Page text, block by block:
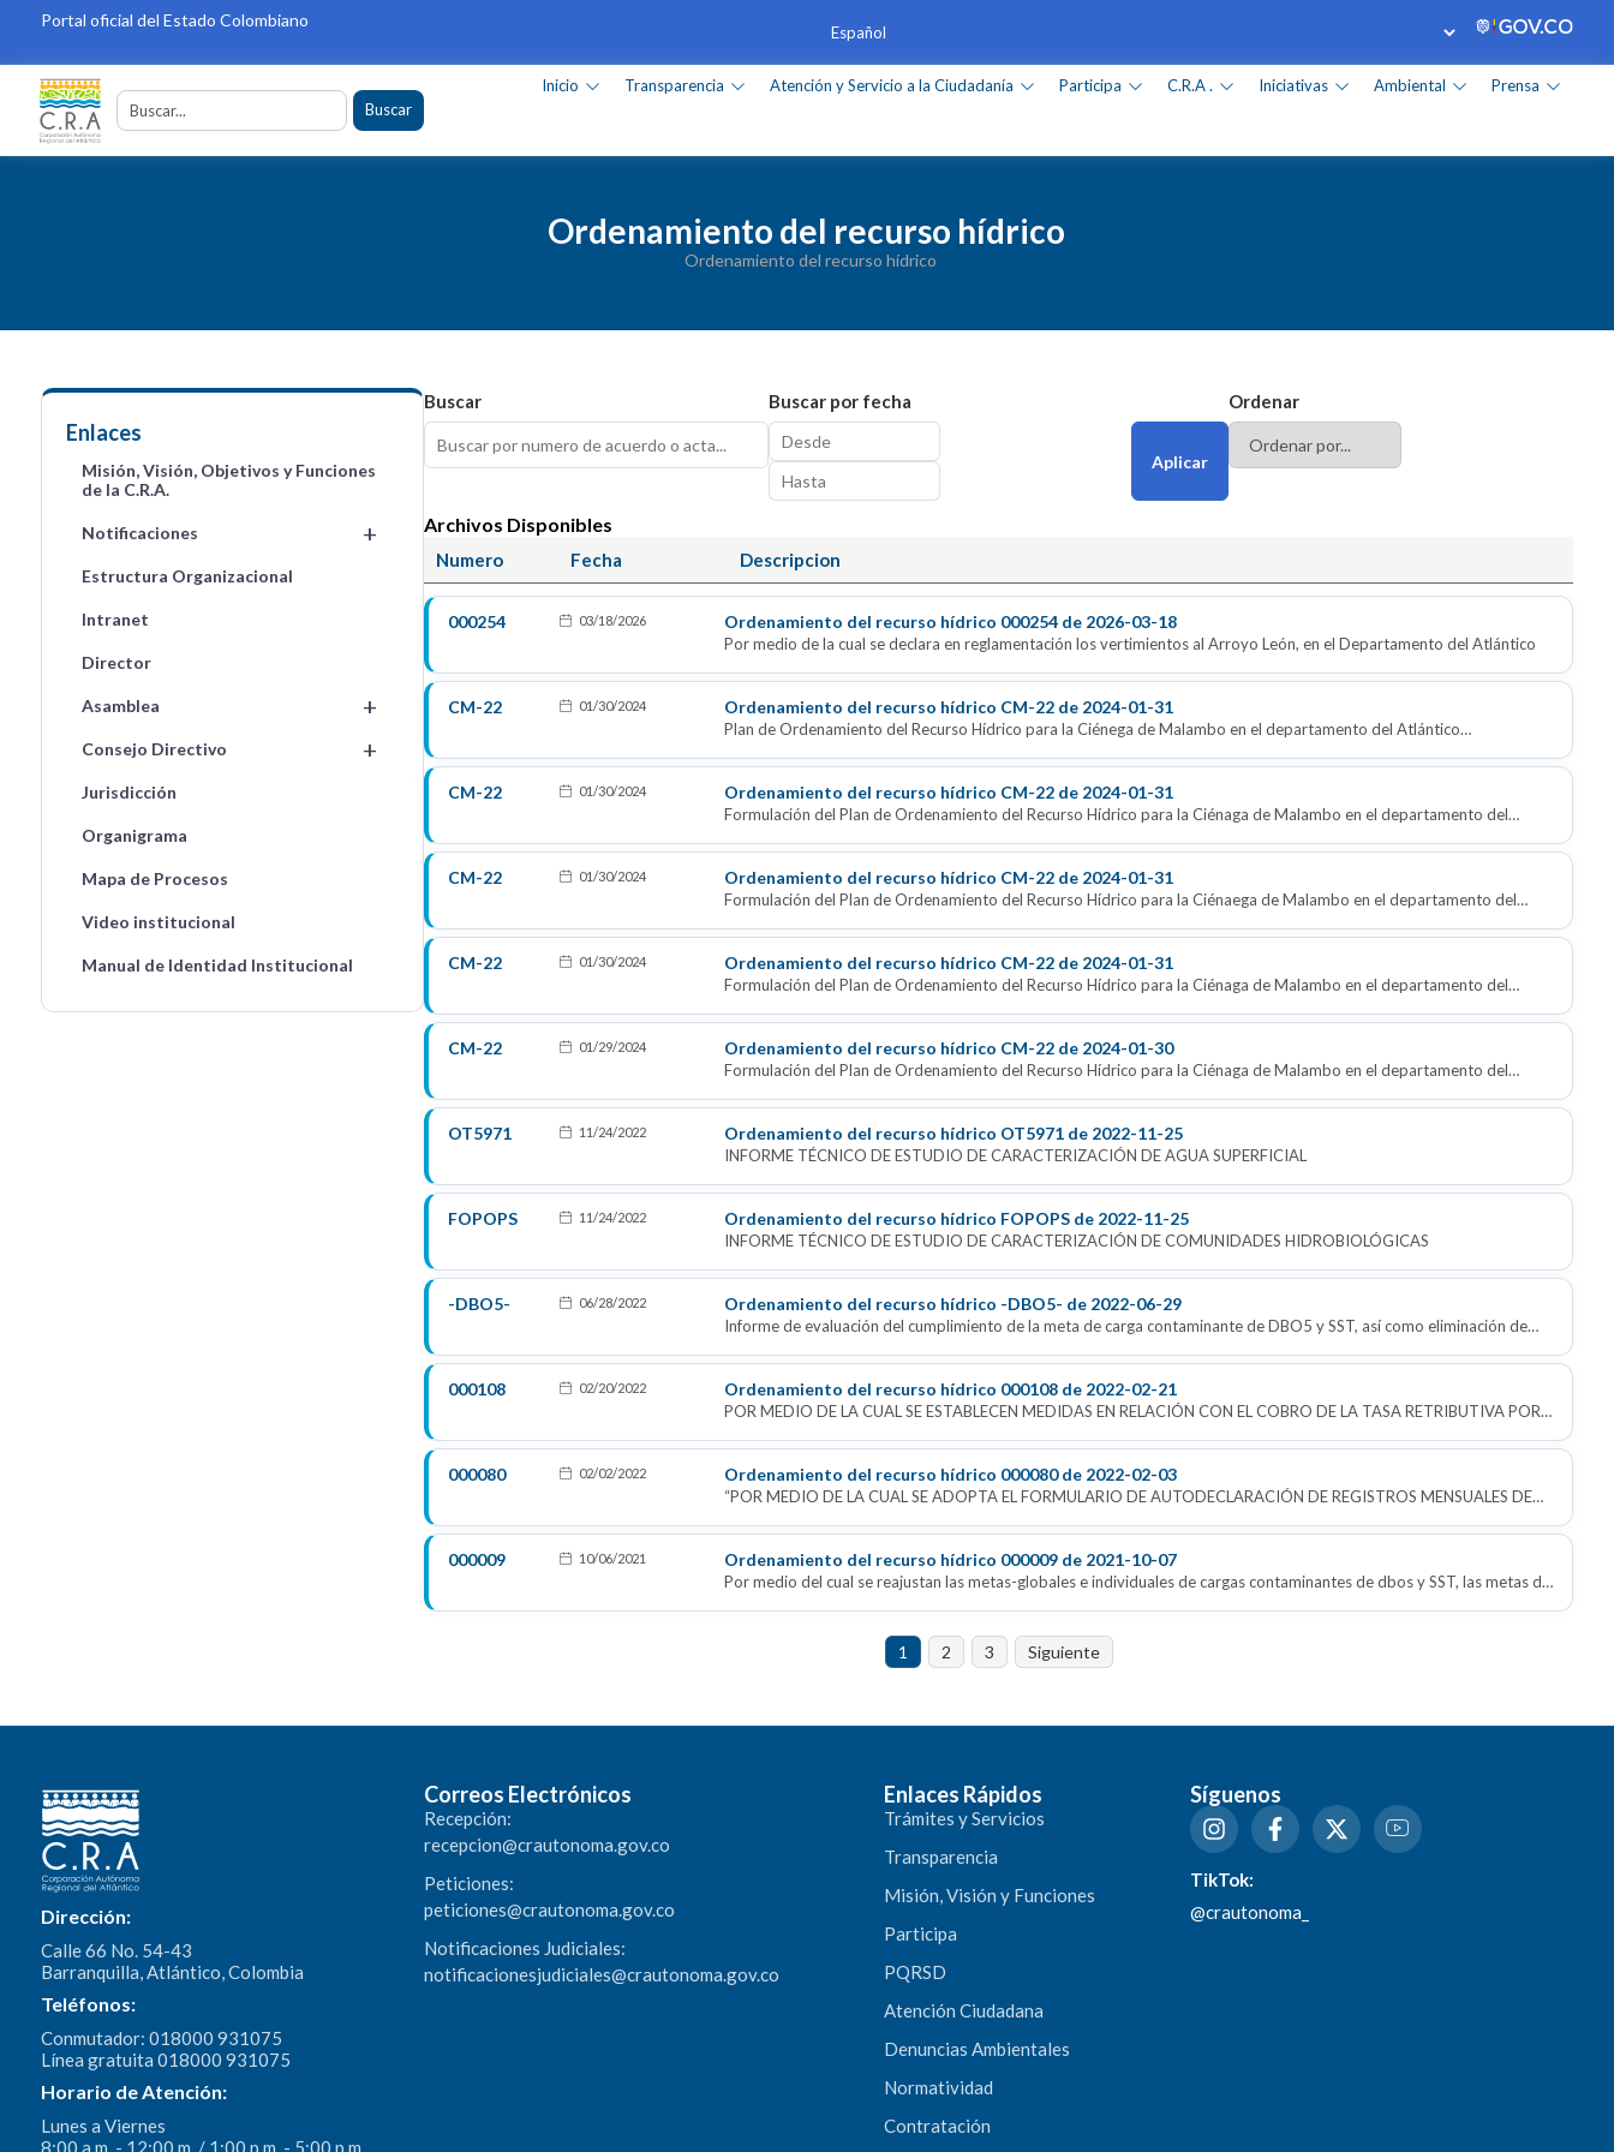
Portal oficial del Estado Colombiano
Buscar
Inicio Transparencia Atención y Servicio a la Ciudadanía Participa C.R.A . Iniciativas Ambiental Prensa
Ordenamiento del recurso hídrico
Ordenamiento del recurso hídrico
Enlaces
Misión, Visión, Objetivos y Funciones
de la C.R.A.
+
Notificaciones
Estructura Organizacional
Intranet
Director
+
Asamblea
+
Consejo Directivo
Jurisdicción
Organigrama
Mapa de Procesos
Video institucional
Manual de Identidad Institucional
Buscar Buscar por fecha
Aplicar
Ordenar
Archivos Disponibles
Numero Fecha Descripcion
000254 03/18/2026 Ordenamiento del recurso hídrico 000254 de 2026-03-18
Por medio de la cual se declara en reglamentación los vertimientos al Arroyo León, en el Departamento del Atlántico
CM-22 01/30/2024 Ordenamiento del recurso hídrico CM-22 de 2024-01-31
Plan de Ordenamiento del Recurso Hídrico para la Ciénega de Malambo en el departamento del Atlántico
CM-22 01/30/2024 Ordenamiento del recurso hídrico CM-22 de 2024-01-31
Formulación del Plan de Ordenamiento del Recurso Hídrico para la Ciénaga de Malambo en el departamento del
CM-22 01/30/2024 Ordenamiento del recurso hídrico CM-22 de 2024-01-31
Formulación del Plan de Ordenamiento del Recurso Hídrico para la Ciénaega de Malambo en el departamento del
CM-22 01/30/2024 Ordenamiento del recurso hídrico CM-22 de 2024-01-31
Formulación del Plan de Ordenamiento del Recurso Hídrico para la Ciénaga de Malambo en el departamento del
CM-22 01/29/2024 Ordenamiento del recurso hídrico CM-22 de 2024-01-30
Formulación del Plan de Ordenamiento del Recurso Hídrico para la Ciénaga de Malambo en el departamento del
OT5971 11/24/2022 Ordenamiento del recurso hídrico OT5971 de 2022-11-25
INFORME TÉCNICO DE ESTUDIO DE CARACTERIZACIÓN DE AGUA SUPERFICIAL
FOPOPS 11/24/2022 Ordenamiento del recurso hídrico FOPOPS de 2022-11-25
INFORME TÉCNICO DE ESTUDIO DE CARACTERIZACIÓN DE COMUNIDADES HIDROBIOLÓGICAS
-DBO5- 06/28/2022 Ordenamiento del recurso hídrico -DBO5- de 2022-06-29
Informe de evaluación del cumplimiento de la meta de carga contaminante de DBO5 y SST, así como eliminación de
pasivos identificados en la jurisdicción de la C.R.A.
000108 02/20/2022 Ordenamiento del recurso hídrico 000108 de 2022-02-21
POR MEDIO DE LA CUAL SE ESTABLECEN MEDIDAS EN RELACIÓN CON EL COBRO DE LA TASA RETRIBUTIVA POR
DEPARTAMENTO DEL ATLÁNTICO
000080 02/02/2022 Ordenamiento del recurso hídrico 000080 de 2022-02-03
“POR MEDIO DE LA CUAL SE ADOPTA EL FORMULARIO DE AUTODECLARACIÓN DE REGISTROS MENSUALES DE
UTILIZACIÓN DEL AGUA (TUA) MC-FT-40 , EN EL DEPARTAMENTO DEL ATLÁNTICO Y SE DICTAN OTRAS
DISPOSICIONES
000009 10/06/2021 Ordenamiento del recurso hídrico 000009 de 2021-10-07
Por medio del cual se reajustan las metas-globales e individuales de cargas contaminantes de dbos y SST, las metas de
2025 en la jurisdicción de la CRA
1 2 3 Siguiente
Dirección:
Calle 66 No. 54-43
Barranquilla, Atlántico, Colombia
Teléfonos:
Conmutador: 018000 931075
Línea gratuita 018000 931075
Horario de Atención:
Lunes a Viernes
8:00 a.m. - 12:00 m. / 1:00 p.m. - 5:00 p.m.
Correos Electrónicos
Recepción:
recepcion@crautonoma.gov.co
Peticiones:
peticiones@crautonoma.gov.co
Notificaciones Judiciales:
notificacionesjudiciales@crautonoma.gov.co
Enlaces Rápidos
Trámites y Servicios
Transparencia
Misión, Visión y Funciones
Participa
PQRSD
Atención Ciudadana
Denuncias Ambientales
Normatividad
Contratación
Síguenos
TikTok:
@crautonoma_